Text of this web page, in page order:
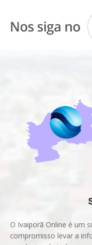
O Ivaiporã Online é um
compromisso levar a